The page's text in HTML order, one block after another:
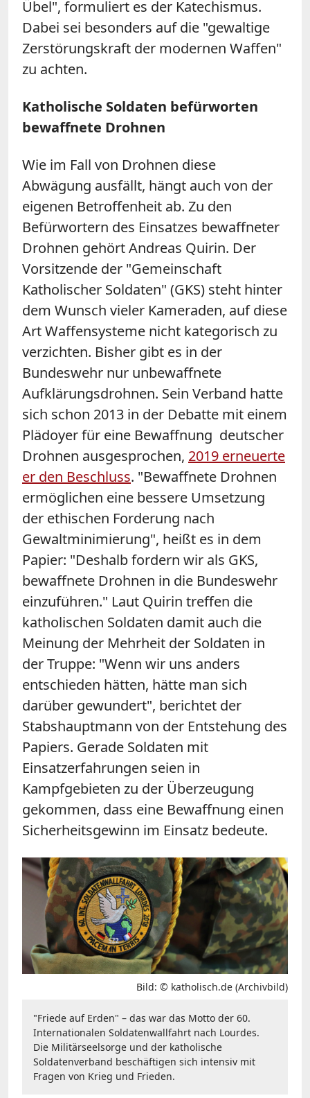
Übel", formuliert es der Katechismus.
Dabei sei besonders auf die "gewaltige
Zerstörungskraft der modernen Waffen"
zu achten.
Katholische Soldaten befürworten
bewaffnete Drohnen
Wie im Fall von Drohnen diese
Abwägung ausfällt, hängt auch von der
eigenen Betroffenheit ab. Zu den
Befürwortern des Einsatzes bewaffneter
Drohnen gehört Andreas Quirin. Der
Vorsitzende der "Gemeinschaft
Katholischer Soldaten" (GKS) steht hinter
dem Wunsch vieler Kameraden, auf diese
Art Waffensysteme nicht kategorisch zu
verzichten. Bisher gibt es in der
Bundeswehr nur unbewaffnete
Aufklärungsdrohnen. Sein Verband hatte
sich schon 2013 in der Debatte mit einem
Plädoyer für eine Bewaffnung deutscher
Drohnen ausgesprochen, 2019 erneuerte
er den Beschluss. "Bewaffnete Drohnen
ermöglichen eine bessere Umsetzung
der ethischen Forderung nach
Gewaltminimierung", heißt es in dem
Papier: "Deshalb fordern wir als GKS,
bewaffnete Drohnen in die Bundeswehr
einzuführen." Laut Quirin treffen die
katholischen Soldaten damit auch die
Meinung der Mehrheit der Soldaten in
der Truppe: "Wenn wir uns anders
entschieden hätten, hätte man sich
darüber gewundert", berichtet der
Stabshauptmann von der Entstehung des
Papiers. Gerade Soldaten mit
Einsatzerfahrungen seien in
Kampfgebieten zu der Überzeugung
gekommen, dass eine Bewaffnung einen
Sicherheitsgewinn im Einsatz bedeute.
Bild: © katholisch.de (Archivbild)
"Friede auf Erden" – das war das Motto der 60.
Internationalen Soldatenwallfahrt nach Lourdes.
Die Militärseelsorge und der katholische
Soldatenverband beschäftigen sich intensiv mit
Fragen von Krieg und Frieden.